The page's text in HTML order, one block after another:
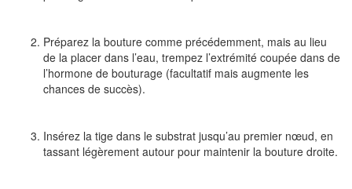
Préparez la bouture comme précédemment, mais au lieu
de la placer dans l’eau, trempez l’extrémité coupée dans de
l’hormone de bouturage (facultatif mais augmente les
chances de succès).
Insérez la tige dans le substrat jusqu’au premier nœud, en
tassant légèrement autour pour maintenir la bouture droite.